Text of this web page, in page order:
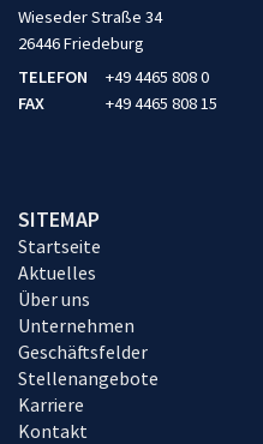
Wieseder Straße 34
26446 Friedeburg
TELEFON
+49 4465 808 0
FAX
+49 4465 808 15
SITEMAP
Startseite
Aktuelles
Über uns
Unternehmen
Geschäftsfelder
Stellenangebote
Karriere
Kontakt